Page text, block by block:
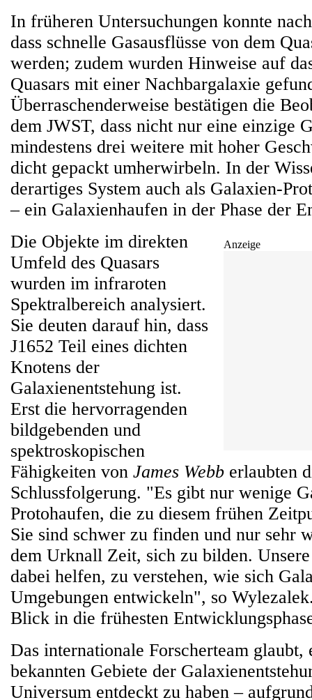
In früheren Untersuchungen konnte
dass schnelle Gasausflüsse von dem
werden; zudem wurden Hinweise auf
Quasars mit einer Nachbargalaxie
Überraschenderweise bestätigen die
dem JWST, dass nicht nur eine einzige
mindestens drei weitere mit hoher
dicht gepackt umherwirbeln. In der
derartiges System auch als Galaxien-
– ein Galaxienhaufen in der Phase der
Anzeige
Die Objekte im direkten
Umfeld des Quasars
wurden im infraroten
Spektralbereich analysiert.
Sie deuten darauf hin, dass
J1652 Teil eines dichten
Knotens der
Galaxienentstehung ist.
Erst die hervorragenden
bildgebenden und
spektroskopischen
Fähigkeiten von James Webb erlaubten
Schlussfolgerung. "Es gibt nur wenige
Protohaufen, die zu diesem frühen
Sie sind schwer zu finden und nur sehr
dem Urknall Zeit, sich zu bilden.
dabei helfen, zu verstehen, wie sich
Umgebungen entwickeln", so
Blick in die frühesten
Das internationale Forscherteam glaubt,
bekannten Gebiete der
Universum entdeckt zu haben –